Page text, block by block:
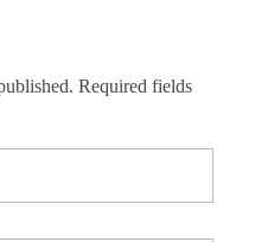
Required fields